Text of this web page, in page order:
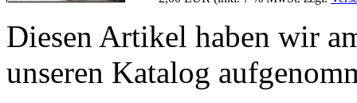
Diesen Artikel haben wir
unseren Katalog